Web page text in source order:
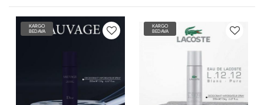
KARGO
BEDAVA
KARGO
BEDAVA